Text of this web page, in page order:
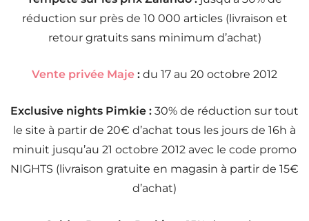
réduction sur près de 10 000 articles (livraison et
retour gratuits sans minimum d’achat)
Vente privée Maje : du 17 au 20 octobre 2012
Exclusive nights Pimkie : 30% de réduction sur tout
le site à partir de 20€ d’achat tous les jours de 16h à
minuit jusqu’au 21 octobre 2012 avec le code promo
NIGHTS (livraison gratuite en magasin à partir de 15€
d’achat)